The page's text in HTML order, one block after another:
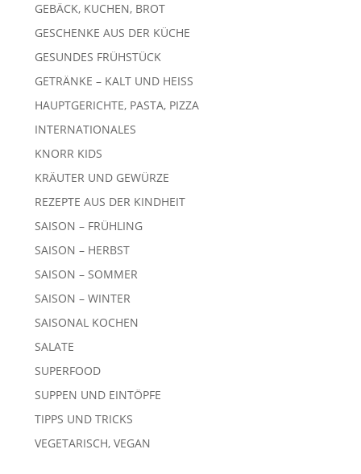
GEBÄCK, KUCHEN, BROT
GESCHENKE AUS DER KÜCHE
GESUNDES FRÜHSTÜCK
GETRÄNKE – KALT UND HEISS
HAUPTGERICHTE, PASTA, PIZZA
INTERNATIONALES
KNORR KIDS
KRÄUTER UND GEWÜRZE
REZEPTE AUS DER KINDHEIT
SAISON – FRÜHLING
SAISON – HERBST
SAISON – SOMMER
SAISON – WINTER
SAISONAL KOCHEN
SALATE
SUPERFOOD
SUPPEN UND EINTÖPFE
TIPPS UND TRICKS
VEGETARISCH, VEGAN